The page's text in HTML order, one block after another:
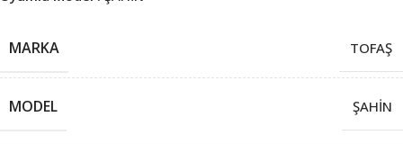
MARKA TOFAŞ
MODEL ŞAHİN